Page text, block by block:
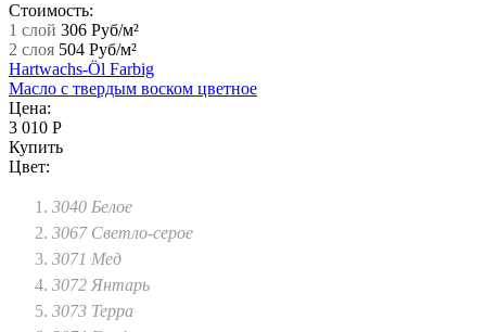
Стоимость:
1 слой 306 Руб/м²
2 слоя 504 Руб/м²
Hartwachs-Öl Farbig
Масло с твердым воском цветное
Цена:
3 010 Р
Купить
Цвет:
3040 Белое
3067 Светло-серое
3071 Мед
3072 Янтарь
3073 Терра